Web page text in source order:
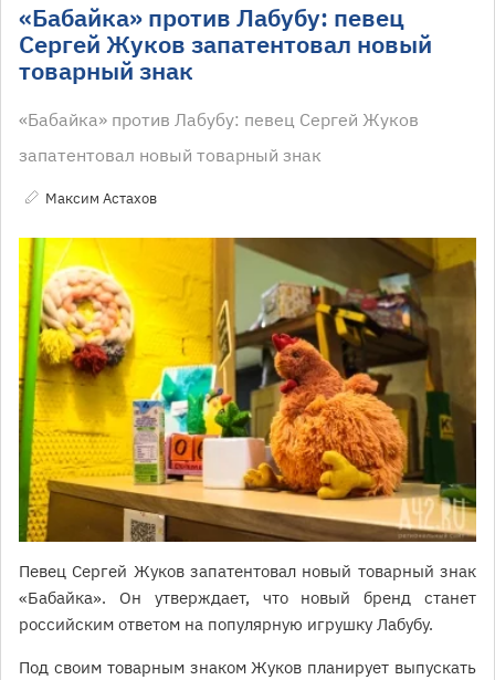
«Бабайка» против Лабубу: певец
Сергей Жуков запатентовал новый
товарный знак
«Бабайка» против Лабубу: певец Сергей Жуков
запатентовал новый товарный знак
Максим Астахов
Певец Сергей Жуков запатентовал новый товарный знак
«Бабайка». Он утверждает, что новый бренд станет
российским ответом на популярную игрушку Лабубу.
Под своим товарным знаком Жуков планирует выпускать